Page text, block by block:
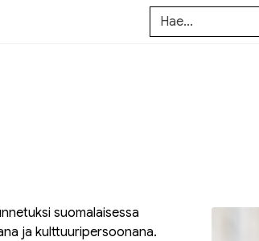
suomalaisessa
ja kulttuuripersoonana.